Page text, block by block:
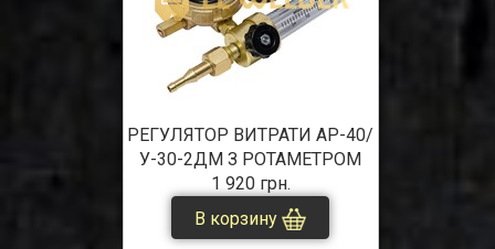
РЕГУЛЯТОР ВИТРАТИ АР-40/
У-30-2ДМ З РОТАМЕТРОМ
1 920 грн.
В корзину